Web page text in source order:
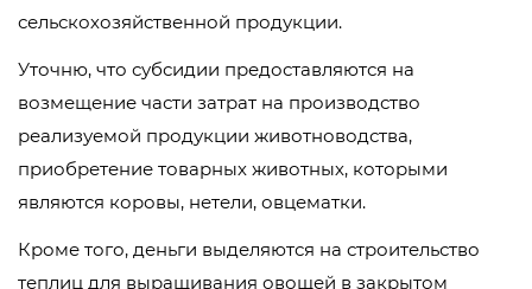
сельскохозяйственной продукции.
Уточню, что субсидии предоставляются на
возмещение части затрат на производство
реализуемой продукции животноводства,
приобретение товарных животных, которыми
являются коровы, нетели, овцематки.
Кроме того, деньги выделяются на строительство
теплиц для выращивания овощей в закрытом